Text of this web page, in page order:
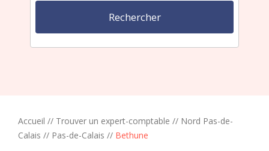
Accueil // Trouver un expert-comptable // Nord Pas-de-
Calais // Pas-de-Calais // Bethune